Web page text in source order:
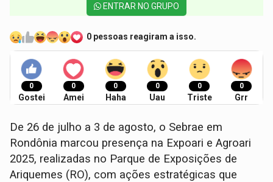
ENTRAR NO GRUPO
0 pessoas reagiram a isso.
0
Gostei
0
Amei
0
Haha
0
Uau
0
Triste
0
Grr
De 26 de julho a 3 de agosto, o Sebrae em
Rondônia marcou presença na Expoari e Agroari
2025, realizadas no Parque de Exposições de
Ariquemes (RO), com ações estratégicas que